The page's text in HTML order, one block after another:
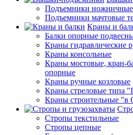
Подъемники
Подъемники мачтовые
Краны и
Балки опорные
Краны гидравлические
Краны консольные
Краны мостовые, кран-
опорные
Краны ручные козловые
Краны стреловые типа
Краны строительные "в
Стропы текстильные
Стропы цепные